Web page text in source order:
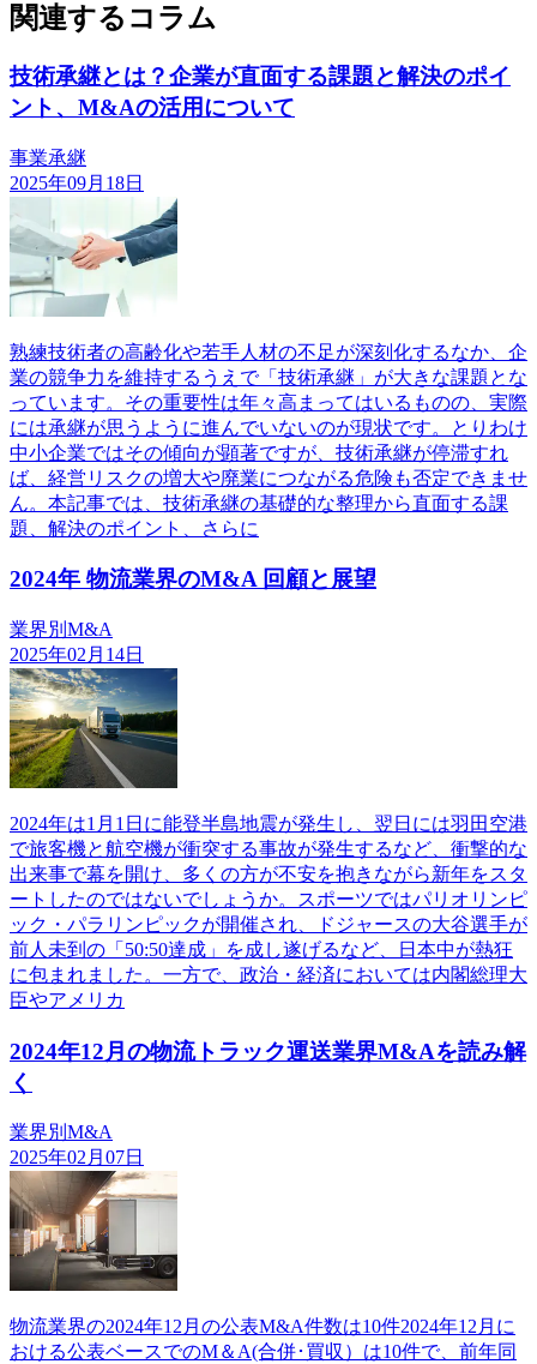
関連するコラム
技術承継とは？企業が直面する課題と解決のポイ
ント、M&Aの活用について
事業承継
2025年09月18日
熟練技術者の高齢化や若手人材の不足が深刻化するなか、企
業の競争力を維持するうえで「技術承継」が大きな課題とな
っています。その重要性は年々高まってはいるものの、実際
には承継が思うように進んでいないのが現状です。とりわけ
中小企業ではその傾向が顕著ですが、技術承継が停滞すれ
ば、経営リスクの増大や廃業につながる危険も否定できませ
ん。本記事では、技術承継の基礎的な整理から直面する課
題、解決のポイント、さらに
2024年 物流業界のM&A 回顧と展望
業界別M&A
2025年02月14日
2024年は1月1日に能登半島地震が発生し、翌日には羽田空港
で旅客機と航空機が衝突する事故が発生するなど、衝撃的な
出来事で幕を開け、多くの方が不安を抱きながら新年をスタ
ートしたのではないでしょうか。スポーツではパリオリンピ
ック・パラリンピックが開催され、ドジャースの大谷選手が
前人未到の「50:50達成」を成し遂げるなど、日本中が熱狂
に包まれました。一方で、政治・経済においては内閣総理大
臣やアメリカ
2024年12月の物流トラック運送業界M&Aを読み解
く
業界別M&A
2025年02月07日
物流業界の2024年12月の公表M&A件数は10件2024年12月に
おける公表ベースでのM＆A(合併･買収）は10件で、前年同